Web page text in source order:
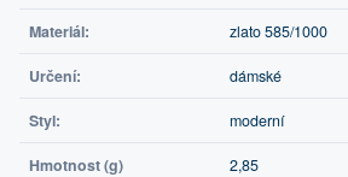
Materiál: zlato 585/1000
Určení: dámské
Styl: moderní
Hmotnost (g) 2,85